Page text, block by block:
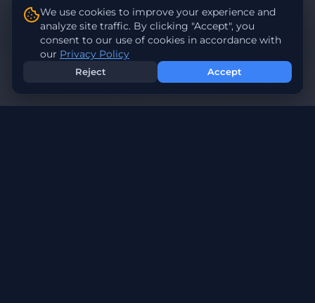
We use cookies to improve your experience and
analyze site traffic. By clicking "Accept", you
consent to our use of cookies in accordance with
our Privacy Policy
Reject Accept